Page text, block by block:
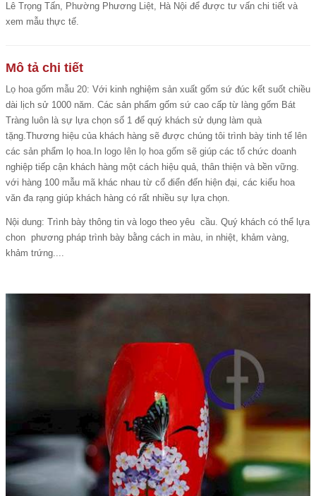
Lê Trọng Tấn, Phường Phương Liệt, Hà Nội để được tư vấn chi tiết và
xem mẫu thực tế.
Mô tả chi tiết
Lọ hoa gốm mẫu 20: Với kinh nghiệm sản xuất gốm sứ đúc kết suốt chiều
dài lịch sử 1000 năm. Các sản phẩm gốm sứ cao cấp từ làng gốm Bát
Tràng luôn là sự lựa chọn số 1 để quý khách sử dụng làm quà
tặng.Thương hiệu của khách hàng sẽ được chúng tôi trình bày tinh tế lên
các sản phẩm lọ hoa. In logo lên lọ hoa gốm sẽ giúp các tổ chức doanh
nghiệp tiếp cận khách hàng một cách hiệu quả, thân thiện và bền vững.
với hàng 100 mẫu mã khác nhau từ cổ điển đến hiện đại, các kiểu hoa
văn đa rạng giúp khách hàng có rất nhiều sự lựa chọn.
Nội dung: Trình bày thông tin và logo theo yêu cầu. Quý khách có thể lựa
chon phương pháp trình bày bằng cách in màu, in nhiệt, khảm vàng,
khảm trứng....